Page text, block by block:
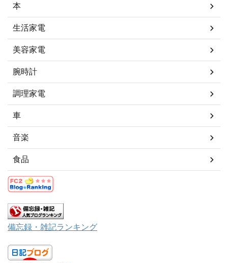
本
生活家電
美容家電
腕時計
調理家電
車
音楽
食品
備忘録・雑記ランキング